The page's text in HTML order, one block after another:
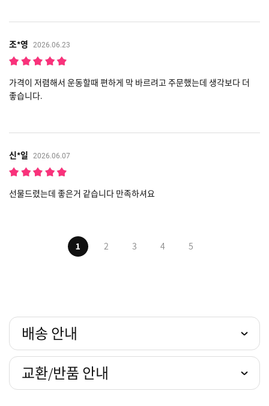
조*영 2026.06.23
가격이 저렴해서 운동할때 편하게 막 바르려고 주문했는데 생각보다 더
좋습니다.
신*일 2026.06.07
선물드렸는데 좋은거 같습니다 만족하셔요
1 2 3 4 5
배송 안내
교환/반품 안내